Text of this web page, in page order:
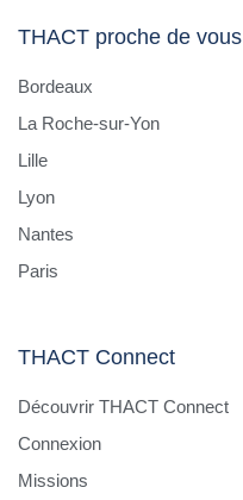
THACT proche de vous
Bordeaux
La Roche-sur-Yon
Lille
Lyon
Nantes
Paris
THACT Connect
Découvrir THACT Connect
Connexion
Missions